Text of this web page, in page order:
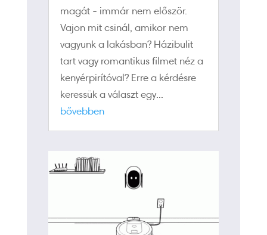
magát - immár nem először.
Vajon mit csinál, amikor nem
vagyunk a lakásban? Házibulit
tart vagy romantikus filmet néz a
kenyérpirítóval? Erre a kérdésre
keressük a választ egy...
bővebben